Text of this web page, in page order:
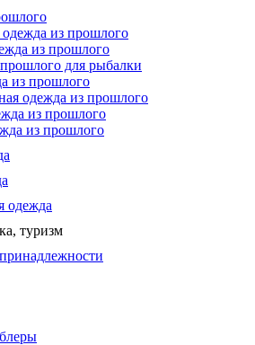
из прошлого
из прошлого
для рыбалки
из прошлого
одежда из прошлого
из прошлого
из прошлого
одежда
туризм